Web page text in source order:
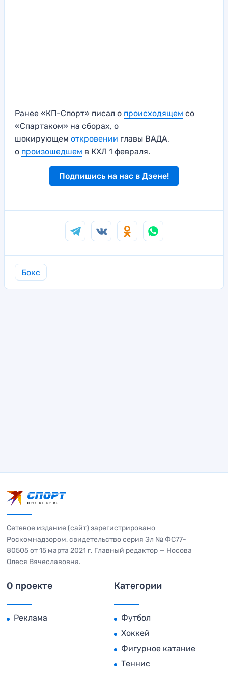
Ранее «КП-Спорт» писал о происходящем со
«Спартаком» на сборах, о
шокирующем откровении главы ВАДА,
о произошедшем в КХЛ 1 февраля.
Подпишись на нас в Дзене!
Бокс
Сетевое издание (сайт) зарегистрировано
Роскомнадзором, свидетельство серия Эл № ФС77-
80505 от 15 марта 2021 г. Главный редактор — Носова
Олеся Вячеславовна.
О проекте
Реклама
Категории
Футбол
Хоккей
Фигурное катание
Теннис